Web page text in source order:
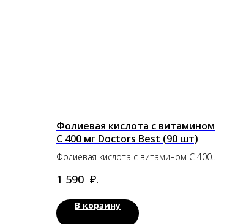
Фолиевая кислота с витамином
С 400 мг Doctors Best (90 шт)
Фолиевая кислота с витамином С 400
1 590 ₽.
В корзину